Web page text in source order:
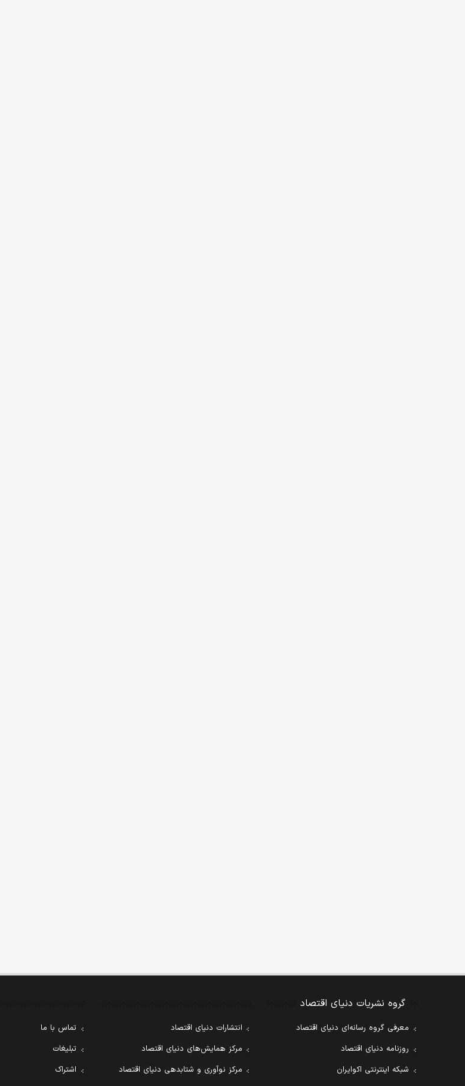
گروه نشریات دنیای اقتصاد
معرفی گروه رسانه‌ای دنیای اقتصاد
روزنامه دنیای اقتصاد
شبکه اینترنتی اکوایران
انتشارات دنیای اقتصاد
مرکز همایش‌های دنیای اقتصاد
مرکز نوآوری و شتابدهی دنیای اقتصاد
تماس با ما
تبلیغات
اشتراک